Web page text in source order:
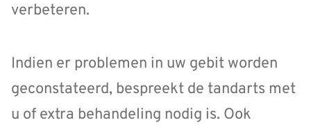
verbeteren.
Indien er problemen in uw gebit worden
geconstateerd, bespreekt de tandarts met
u of extra behandeling nodig is. Ook